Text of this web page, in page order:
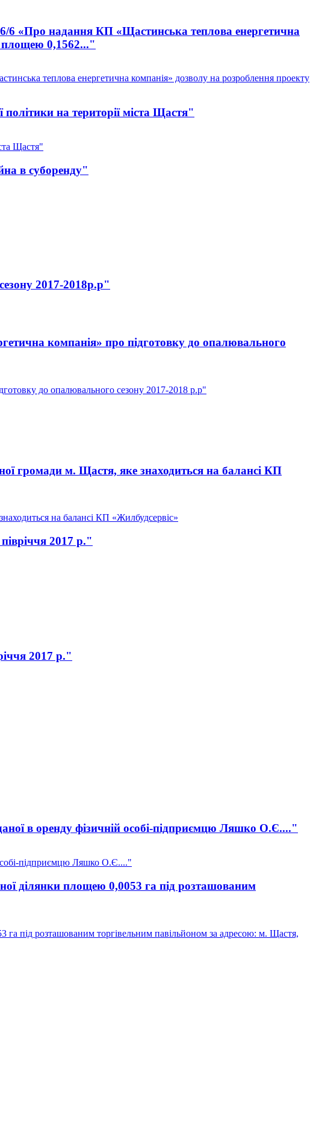
6 «Про надання КП «Щастинська теплова енергетична
площею 0,1562..."
теплова енергетична компанія» дозволу на розроблення проекту
політики на території міста Щастя"
Щастя"
в суборенду"
2017-2018р.р"
компанія» про підготовку до опалювального
до опалювального сезону 2017-2018 р.р"
громади м. Щастя, яке знаходиться на балансі КП
на балансі КП «Жилбудсервіс»
2017 р."
2017 р."
в оренду фізичній особі-підприємцю Ляшко О.Є...."
підприємцю Ляшко О.Є...."
ділянки площею 0,0053 га під розташованим
під розташованим торгівельним павільйоном за адресою: м. Щастя,